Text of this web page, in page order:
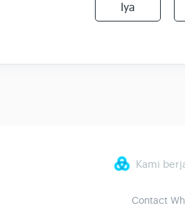
Iya
Kami
Contact